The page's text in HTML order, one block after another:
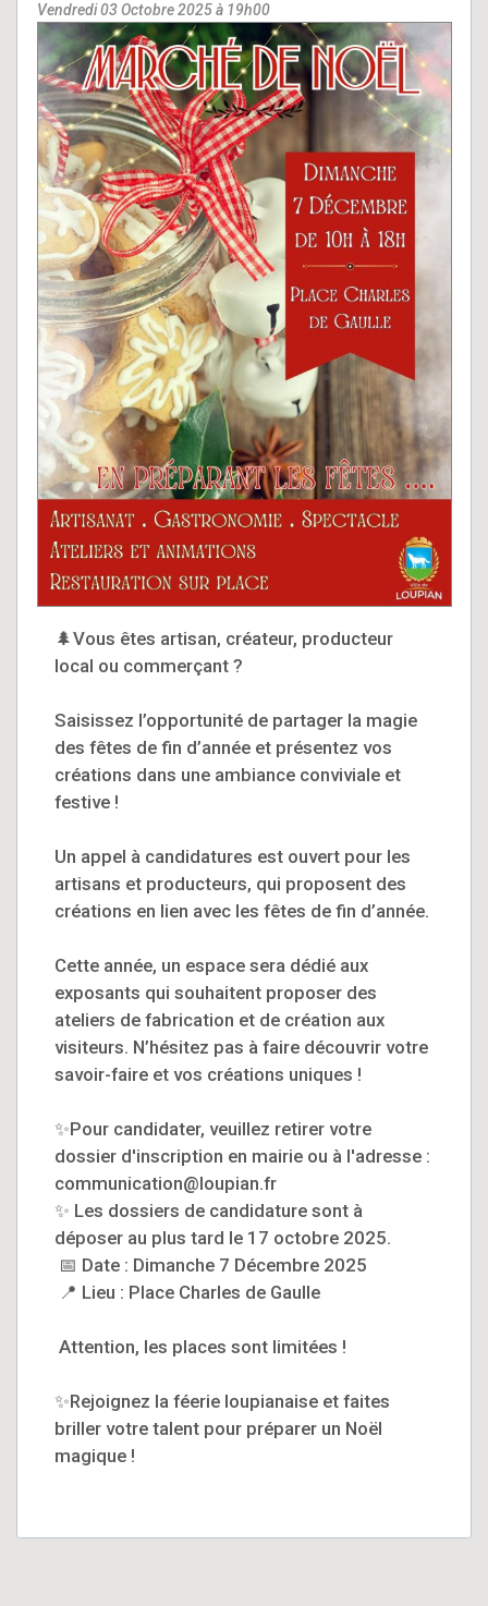
Vendredi 03 Octobre 2025 à 19h00
🌲​Vous êtes artisan, créateur, producteur
local ou commerçant ?
Saisissez l’opportunité de partager la magie
des fêtes de fin d’année et présentez vos
créations dans une ambiance conviviale et
festive !
Un appel à candidatures est ouvert pour les
artisans et producteurs, qui proposent des
créations en lien avec les fêtes de fin d’année.
Cette année, un espace sera dédié aux
exposants qui souhaitent proposer des
ateliers de fabrication et de création aux
visiteurs. N’hésitez pas à faire découvrir votre
savoir-faire et vos créations uniques !
✨Pour candidater, veuillez retirer votre
dossier d'inscription en mairie ou à l'adresse :
communication@loupian.fr
✨​ Les dossiers de candidature sont à
déposer au plus tard le 17 octobre 2025.
📅​ Date : Dimanche 7 Décembre 2025
📍​ Lieu : Place Charles de Gaulle
Attention, les places sont limitées !
✨Rejoignez la féerie loupianaise et faites
briller votre talent pour préparer un Noël
magique !